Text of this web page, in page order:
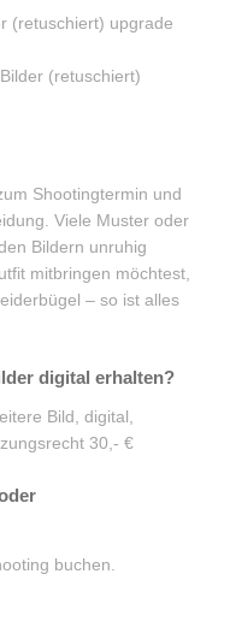
(retuschiert) upgrade
(retuschiert)
Shootingtermin und
Viele Muster oder
Bildern unruhig
mitbringen möchtest,
– so ist alles
digital erhalten?
Bild, digital,
30,- €
buchen.